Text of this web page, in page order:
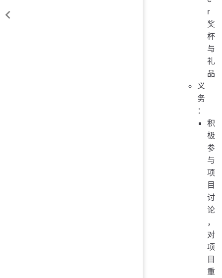
r
奖
杯
与
礼
品
义
务
：
积
极
参
与
项
目
讨
论
，
对
项
目
重